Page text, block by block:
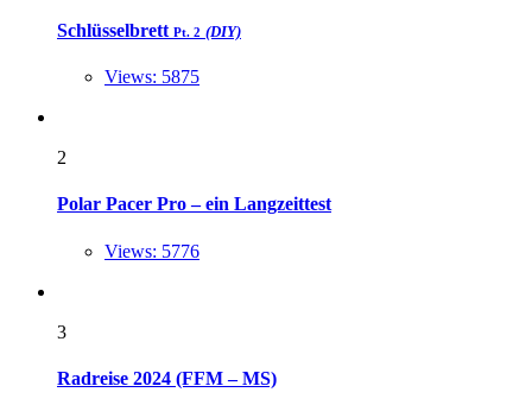
Schlüsselbrett Pt. 2 (DIY)
Views: 5875
2
Polar Pacer Pro – ein Langzeittest
Views: 5776
3
Radreise 2024 (FFM – MS)